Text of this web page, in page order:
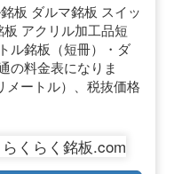
板 ダルマ銘板 スイッ
アクリル加工品短
ル銘板（短冊）・ダ
の料金表になりま
メートル）、税抜価格